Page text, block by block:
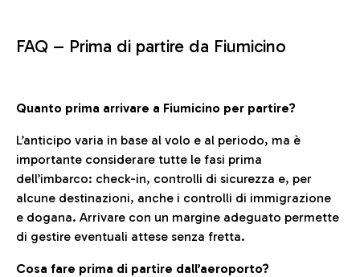
FAQ – Prima di partire da Fiumicino
Quanto prima arrivare a Fiumicino per partire?
L’anticipo varia in base al volo e al periodo, ma è
importante considerare tutte le fasi prima
dell’imbarco: check-in, controlli di sicurezza e, per
alcune destinazioni, anche i controlli di immigrazione
e dogana. Arrivare con un margine adeguato permette
di gestire eventuali attese senza fretta.
Cosa fare prima di partire dall’aeroporto?